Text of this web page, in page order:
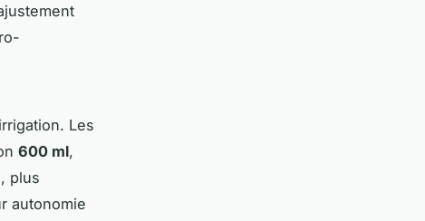
Les
600 ml,
plus
autonomie